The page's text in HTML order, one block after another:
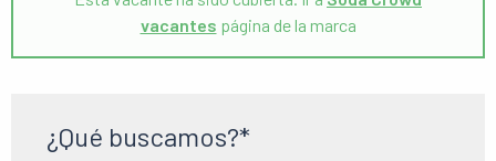
vacantes página de la marca
¿Qué buscamos?*